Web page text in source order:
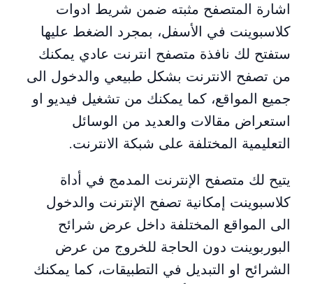
اشارة المتصفح مثبته ضمن شريط ادوات
كلاسبوينت في الأسفل، بمجرد الضغط عليها
ستفتح لك نافذة متصفح انترنت عادي يمكنك
من تصفح الانترنت بشكل طبيعي والدخول الى
جميع المواقع، كما يمكنك من تشغيل فيديو او
استعراض مقالات والعديد من الوسائل
التعليمية المختلفة على شبكة الانترنت.
يتيح لك متصفح الإنترنت المدمج في أداة
كلاسبوينت إمكانية تصفح الإنترنت والدخول
الى المواقع المختلفة داخل عرض شرائح
البوربوينت دون الحاجة للخروج من عرض
الشرائح او التبديل في التطبيقات، كما يمكنك